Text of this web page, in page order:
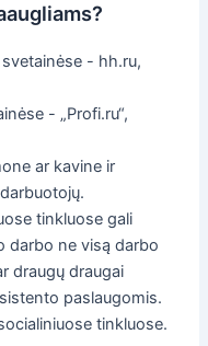
- hh.ru,
- „Profi.ru“,
ar kavine ir
tinkluose gali
darbo ne visą darbo
draugų draugai
paslaugomis.
tinkluose.